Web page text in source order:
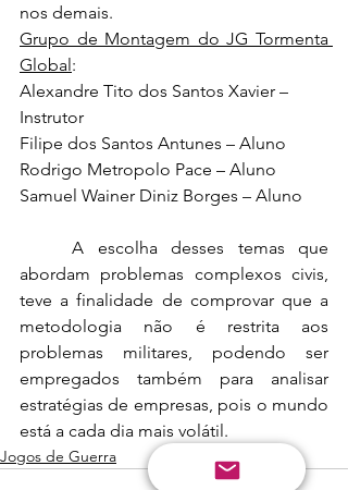
nos demais.
Grupo de Montagem do JG Tormenta
Global:
Alexandre Tito dos Santos Xavier –
Instrutor
Filipe dos Santos Antunes – Aluno
Rodrigo Metropolo Pace – Aluno
Samuel Wainer Diniz Borges – Aluno
	A escolha desses temas que
abordam problemas complexos civis,
teve a finalidade de comprovar que a
metodologia não é restrita aos
problemas militares, podendo ser
empregados também para analisar
estratégias de empresas, pois o mundo
está a cada dia mais volátil.
Jogos de Guerra